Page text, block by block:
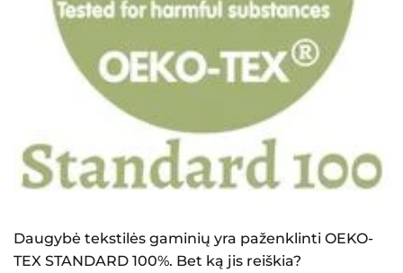
Daugybė tekstilės gaminių yra paženklinti OEKO-
TEX STANDARD 100%. Bet ką jis reiškia?